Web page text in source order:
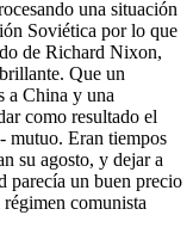
una situación
Soviética por lo que
de Richard Nixon,
Que un
a China y una
como resultado el
mutuo. Eran tiempos
su agosto, y dejar a
parecía un buen precio
régimen comunista